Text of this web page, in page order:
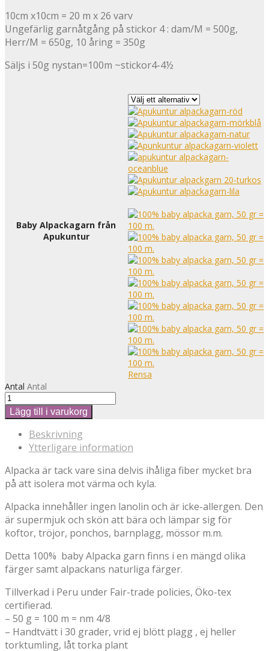
10cm x10cm = 20 m x 26 varv
Ungefärlig garnåtgång på stickor 4 : dam/M = 500g,
Herr/M = 650g, 10 åring = 350g
Säljs i 50g nystan=100m ~stickor4-4½
Baby Alpackagarn från
Apukuntur
Rensa
Antal Antal
Lägg till i varukorg
Beskrivning
Ytterligare information
Alpacka är tack vare sina delvis ihåliga fiber mycket bra
på att isolera mot värma och kyla.
Alpacka innehåller ingen lanolin och är icke-allergen. Den
är supermjuk och skön att bära och lämpar sig för
koftor, tröjor, ponchos, barnplagg, mössor m.m.
Detta 100% baby Alpacka garn finns i en mängd olika
färger samt alpackans naturliga färger.
Tillverkad i Peru under Fair-trade policies, Öko-tex
certifierad.
– 50 g = 100 m = nm 4/8
– Handtvätt i 30 grader, vrid ej blött plagg , ej heller
torktumling, låt torka plant